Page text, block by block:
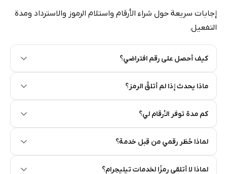
إجابات سريعة حول شراء الأرقام واستلام الرموز والاسترداد ومدة
التفعيل.
كيف أحصل على رقم افتراضي؟
ماذا يحدث إذا لم أتلقَّ الرمز؟
كم مدة توفر الأرقام لي؟
لماذا حُظر رقمي من قِبل خدمة؟
لماذا لا أتلقى رمزًا لخدمات تيليجرام؟
Step 2: Buy Stars in Telegram